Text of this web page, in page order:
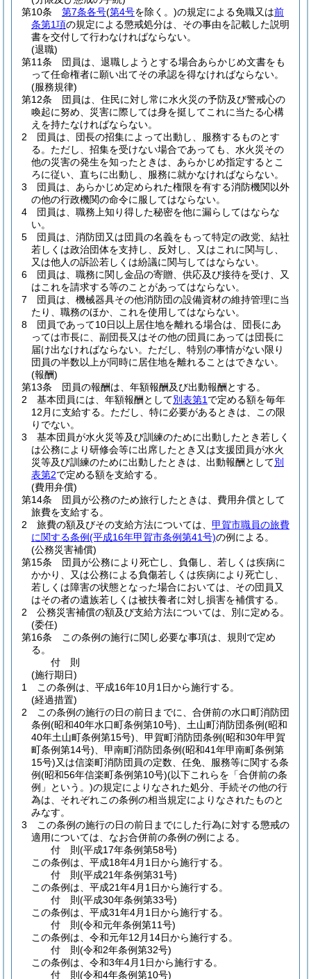
第10条
第7条各号(第4号を除く。)の規定による免職又は前
条第1項の規定による懲戒処分は、その事由を記載した説明
書を交付して行わなければならない。
(退職)
第11条
団員は、退職しようとする場合あらかじめ文書をも
って任命権者に願い出てその承認を得なければならない。
(服務規律)
第12条
団員は、住民に対し常に水火災の予防及び警戒心の
喚起に努め、災害に際しては身を挺してこれに当たる心構
えを持たなければならない。
2
団員は、団長の招集によって出動し、服務するものとす
る。 ただし、招集を受けない場合であっても、水火災その
他の災害の発生を知ったときは、あらかじめ指定するとこ
ろに従い、直ちに出動し、服務に就かなければならない。
3
団員は、あらかじめ定められた権限を有する消防機関以外
の他の行政機関の命令に服してはならない。
4
団員は、職務上知り得した秘密を他に漏らしてはならな
い。
5
団員は、消防団又は団員の名義をもって特定の政党、結社
若しくは政治団体を支持し、反対し、又はこれに関与し、
又は他人の訴訟若しくは紛議に関与してはならない。
6
団員は、職務に関し金品の寄贈、供応及び接待を受け、又
はこれを請求する等のことがあってはならない。
7
団員は、機械器具その他消防団の設備資材の維持管理に当
たり、職務のほか、これを使用してはならない。
8
団員であって10日以上居住地を離れる場合は、団長にあ
っては市長に、副団長又はその他の団員にあっては団長に
届け出なければならない。 ただし、特別の事情がない限り
団員の半数以上が同時に居住地を離れることはできない。
(報酬)
第13条
団員の報酬は、年額報酬及び出動報酬とする。
2
基本団員には、年額報酬として別表第1 で定める額を毎年
12月に支給する。 ただし、特に必要があるときは、この限
りでない。
3
基本団員が水火災等及び訓練のために出動したとき若しく
は公務により研修会等に出席したとき又は支援団員が水火
災等及び訓練のために出動したときは、出動報酬として別
表第2で定める額を支給する。
(費用弁償)
第14条
団員が公務のため旅行したときは、費用弁償として
旅費を支給する。
2
旅費の額及びその支給方法については、 甲賀市職員の旅費
に関する条例(平成16年甲賀市条例第41号)の例による。
(公務災害補償)
第15条
団員が公務により死亡し、負傷し、若しくは疾病に
かかり、又は公務による負傷若しくは疾病により死亡し、
若しくは障害の状態となった場合においては、その団員又
はその者の遺族若しくは被扶養者に対し損害を補償する。
2
公務災害補償の額及び支給方法については、別に定める。
(委任)
第16条
この条例の施行に関し必要な事項は、規則で定め
る。
付 則
(施行期日)
1
この条例は、平成16年10月1日から施行する。
(経過措置)
2
この条例の施行の日の前日までに、合併前の水口町消防団
条例(昭和40年水口町条例第10号) 、土山町消防団条例(昭和
40年土山町条例第15号) 、甲賀町消防団条例(昭和30年甲賀
町条例第14号) 、甲南町消防団条例(昭和41年甲南町条例第
15号)又は信楽町消防団員の定数、任免、服務等に関する条
例(昭和56年信楽町条例第10号)(以下これらを「合併前の条
例」という。)の規定によりなされた処分、手続その他の行
為は、それぞれこの条例の相当規定によりなされたものと
みなす。
3
この条例の施行の日の前日までにした行為に対する懲戒の
適用については、なお合併前の条例の例による。
付 則(平成17年条例第58号)
この条例は、平成18年4月1日から施行する。
付 則(平成21年条例第31号)
この条例は、平成21年4月1日から施行する。
付 則(平成30年条例第33号)
この条例は、平成31年4月1日から施行する。
付 則(令和元年条例第11号)
この条例は、令和元年12月14日から施行する。
付 則(令和2年条例第32号)
この条例は、令和3年4月1日から施行する。
付 則(令和4年条例第10号)